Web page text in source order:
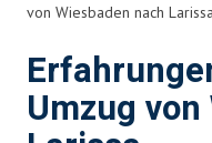
von Wiesbaden nach
Umzug